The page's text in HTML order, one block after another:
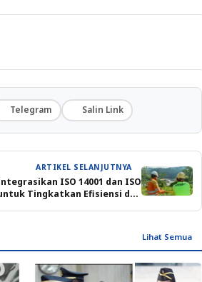
Telegram Salin Link
ARTIKEL SELANJUTNYA
ISO 14001 dan ISO
Tingkatkan Efisiensi dan
Lihat Semua